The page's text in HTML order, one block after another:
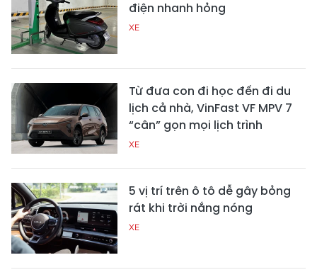
điện nhanh hỏng
XE
Từ đưa con đi học đến đi du
lịch cả nhà, VinFast VF MPV 7
“cân” gọn mọi lịch trình
XE
5 vị trí trên ô tô dễ gây bỏng
rát khi trời nắng nóng
XE